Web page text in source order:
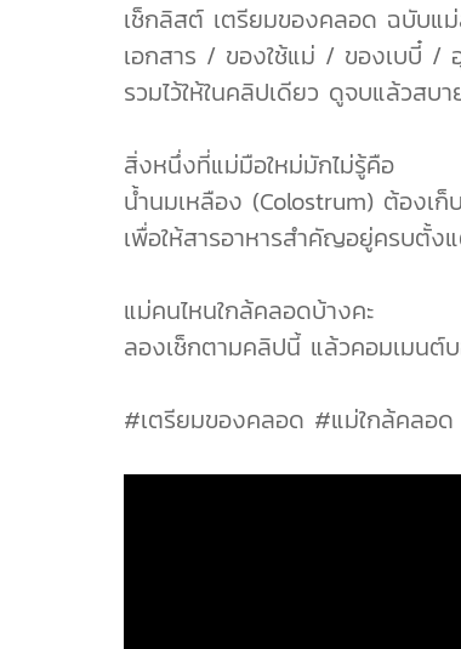
เช็กลิสต์ เตรียมของคลอด ฉบับแ
เอกสาร / ของใช้แม่ / ของเบบี๋ /
รวมไว้ให้ในคลิปเดียว ดูจบแล้วสบ
สิ่งหนึ่งที่แม่มือใหม่มักไม่รู้คือ
น้ำนมเหลือง (Colostrum) ต้องเก็บ
เพื่อให้สารอาหารสำคัญอยู่ครบตั้ง
แม่คนไหนใกล้คลอดบ้างคะ
ลองเช็กตามคลิปนี้ แล้วคอมเมนต์
#เตรียมของคลอด #แม่ใกล้คลอด